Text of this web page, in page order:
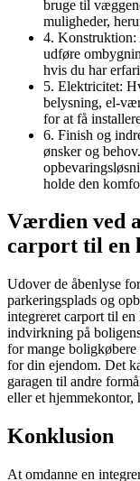
bruge til
muligheder,
4. Konstruktion:
udføre
hvis du har
5. Elektricitet:
belysning, el-
for at få
6. Finish og
ønsker og
holde den
Værdien ved
carport til en
Udover de åbenlyse
parkeringsplads og
integreret carport til
indvirkning på
for mange
for din ejendom. Det
garagen til andre
eller et hjemmekontor,
Konklusion
At omdanne en